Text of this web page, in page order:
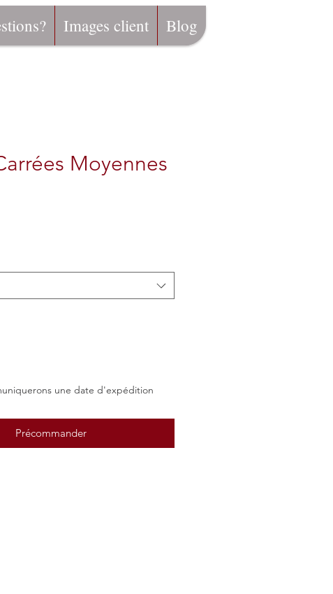
Images client Blog
Moyennes
une date d'expédition
Précommander